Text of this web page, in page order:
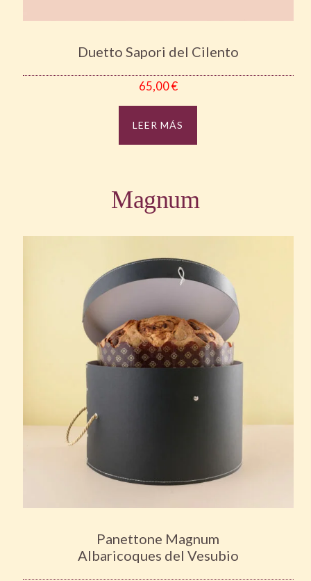
Duetto Sapori del Cilento
65,00€
LEER MÁS
Magnum
Panettone Magnum
Albaricoques del Vesubio